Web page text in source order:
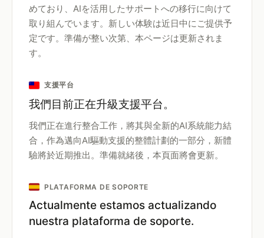
めており、AIを活用したサポートへの移行に向けて
取り組んでいます。新しい体験は近日中にご提供予
定です。準備が整い次第、本ページは更新されま
す。
支援平台
我們目前正在升級支援平台。
我們正在進行整合工作，將其與全新的AI系統能力結
合，作為邁向AI驅動支援的整體計劃的一部分，新體
驗將於近期推出。準備就緒後，本頁面將會更新。
PLATAFORMA DE SOPORTE
Actualmente estamos actualizando
nuestra plataforma de soporte.